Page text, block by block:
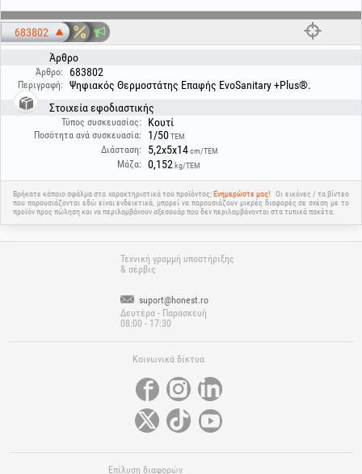
683802
Άρθρο
Άρθρο: 683802
Περιγραφή:
Ψηφιακός Θερμοστάτης Επαφής EvoSanitary +Plus®.
Στοιχεία εφοδιαστικής
Τύπος συσκευασίας: Κουτί
Ποσότητα ανά συσκευασία: 1/50ΤΕΜ
Διάσταση: 5,2x5x14cm/ΤΕΜ
Μάζα: 0,152 kg/ΤΕΜ
Βρήκατε κάποιο σφάλμα στα χαρακτηριστικά του προϊόντος;Ενημερώστε μας!
Οι εικόνες / τα βίντεο
που παρουσιάζονται εδώ είναι ενδεικτικά, μπορεί να παρουσιάζουν μικρές διαφορές σε σχέση με το
προϊόν προς πώληση και να περιλαμβάνουν αξεσουάρ που δεν περιλαμβάνονται στα τυπικά πακέτα.
Τεχνική γραμμή υποστήριξης
& σέρβις
suport@honest.ro
Δευτέρα - Παρασκευή
08:00 - 17:30
Κοινωνικά δίκτυα
Επίλυση διαφορών